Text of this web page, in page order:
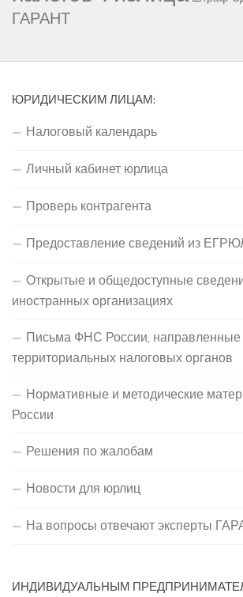
ГАРАНТ
ЮРИДИЧЕСКИМ ЛИЦАМ:
Налоговый календарь
Личный кабинет юрлица
Проверь контрагента
Предоставление сведений из
Открытые и общедоступные
иностранных организациях
Письма ФНС России, направленные
территориальных налоговых органов
Нормативные и методические
России
Решения по жалобам
Новости для юрлиц
На вопросы отвечают эксперты
ИНДИВИДУАЛЬНЫМ